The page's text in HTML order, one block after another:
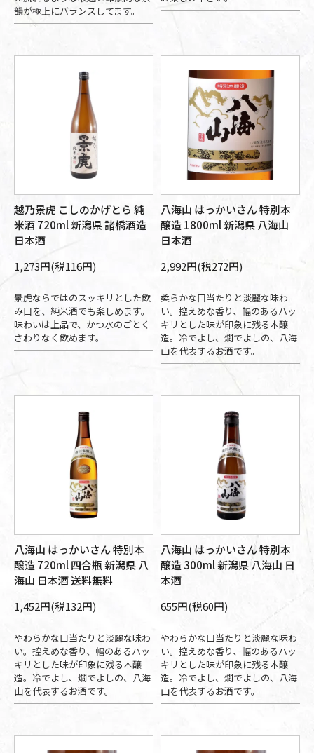
韻が極上にバランスしてます。
越乃景虎 こしのかげとら 純
米酒 720ml 新潟県 諸橋酒造
日本酒
1,273円(税116円)
景虎ならではのスッキリとした飲
み口を、純米酒でも楽しめます。
味わいは上品で、かつ水のごとく
さわりなく飲めます。
八海山 はっかいさん 特別本
醸造 1800ml 新潟県 八海山
日本酒
2,992円(税272円)
柔らかな口当たりと淡麗な味わ
い。控えめな香り、幅のあるハッ
キリとした味が印象に残る本醸
造。冷でよし、燗でよしの、八海
山を代表するお酒です。
八海山 はっかいさん 特別本
醸造 720ml 四合瓶 新潟県 八
海山 日本酒 送料無料
1,452円(税132円)
やわらかな口当たりと淡麗な味わ
い。控えめな香り、幅のあるハッ
キリとした味が印象に残る本醸
造。冷でよし、燗でよしの、八海
山を代表するお酒です。
八海山 はっかいさん 特別本
醸造 300ml 新潟県 八海山 日
本酒
655円(税60円)
やわらかな口当たりと淡麗な味わ
い。控えめな香り、幅のあるハッ
キリとした味が印象に残る本醸
造。冷でよし、燗でよしの、八海
山を代表するお酒です。